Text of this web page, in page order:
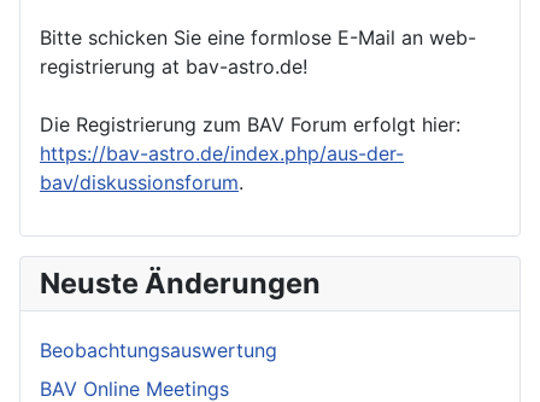
Bitte schicken Sie eine formlose E-Mail an web-
registrierung at bav-astro.de!
Die Registrierung zum BAV Forum erfolgt hier:
https://bav-astro.de/index.php/aus-der-
bav/diskussionsforum.
Neuste Änderungen
Beobachtungsauswertung
BAV Online Meetings